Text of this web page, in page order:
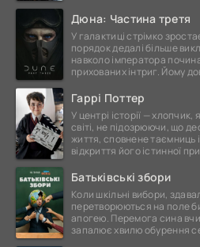
Дюна: Частина третя
У галактиці стрімко
порядок дедалі більше
навколо імператора
прихованих інтриг. Йому
Гаррі Поттер
У центрі історії —
світі, не підозрюючи, що
життя, сповнене таємниць
відкриття його істинної
Батьківські збори
Коли шкільні вибори,
перетворюються на поле
апогею. Перемога сина
запалює хвилю обурення